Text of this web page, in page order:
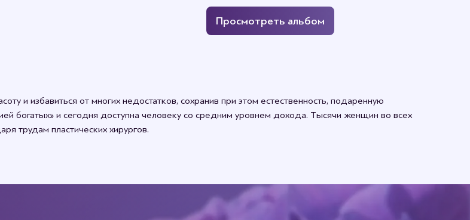
Просмотреть альбом
и избавиться от многих недостатков, сохранив при этом естественность, подаренную
богатых» и сегодня доступна человеку со средним уровнем дохода. Тысячи женщин во всех
трудам пластических хирургов.